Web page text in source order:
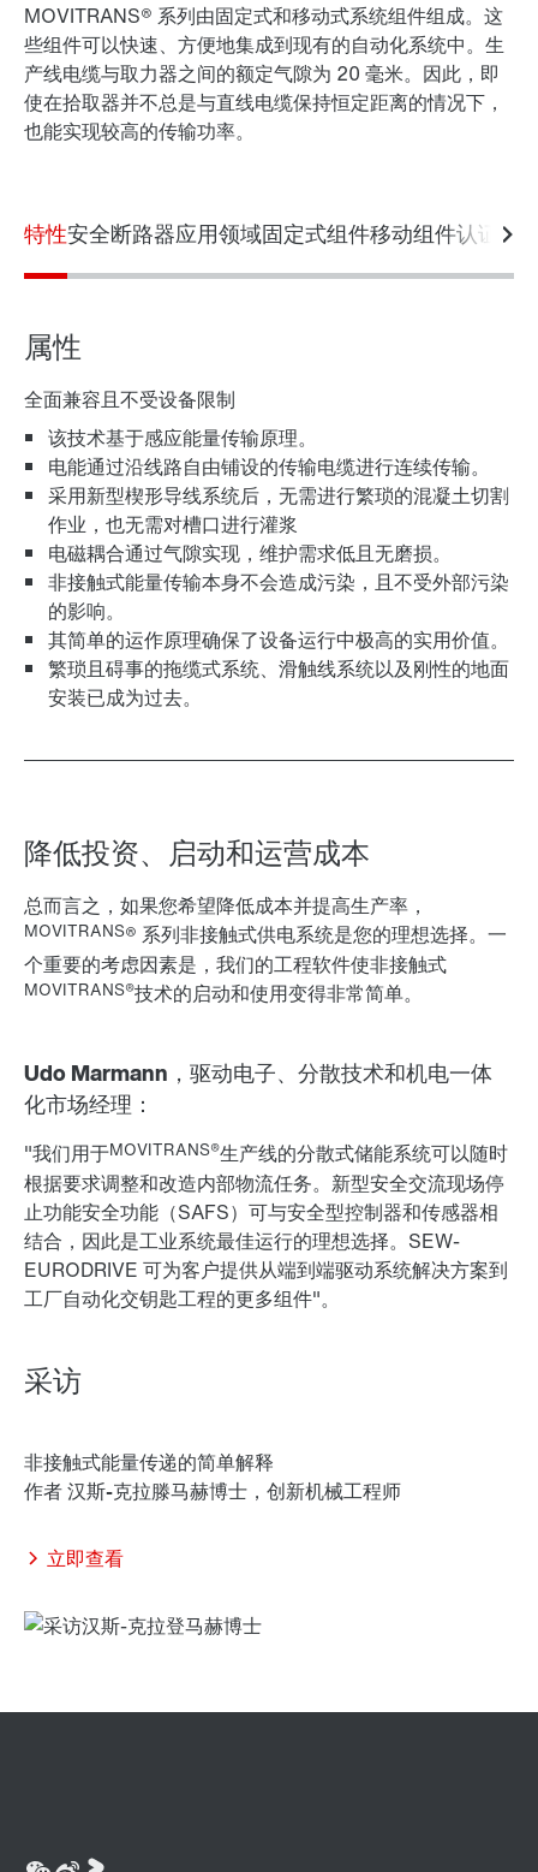
MOVITRANS® 系列由固定式和移动式系统组件组成。这
些组件可以快速、方便地集成到现有的自动化系统中。生
产线电缆与取力器之间的额定气隙为 20 毫米。因此，即
使在拾取器并不总是与直线电缆保持恒定距离的情况下，
也能实现较高的传输功率。
特性安全断路器应用领域固定式组件移动组件认证与
属性
全面兼容且不受设备限制
该技术基于感应能量传输原理。
电能通过沿线路自由铺设的传输电缆进行连续传输。
采用新型楔形导线系统后，无需进行繁琐的混凝土切割
作业，也无需对槽口进行灌浆
电磁耦合通过气隙实现，维护需求低且无磨损。
非接触式能量传输本身不会造成污染，且不受外部污染
的影响。
其简单的运作原理确保了设备运行中极高的实用价值。
繁琐且碍事的拖缆式系统、滑触线系统以及刚性的地面
安装已成为过去。
降低投资、启动和运营成本
总而言之，如果您希望降低成本并提高生产率 ，
MOVITRANS® 系列非接触式供电系统是您的理想选择。一
个重要的考虑因素是，我们的工程软件使非接触式
MOVITRANS®技术的启动和使用变得非常简单。
Udo Marmann，驱动电子、分散技术和机电一体
化市场经理：
"我们用于MOVITRANS®生产线的分散式储能系统可以随时
根据要求调整和改造内部物流任务。新型安全交流现场停
止功能安全功能（SAFS）可与安全型控制器和传感器相
结合，因此是工业系统最佳运行的理想选择。SEW-
EURODRIVE 可为客户提供从端到端驱动系统解决方案到
工厂自动化交钥匙工程的更多组件"。
采访
非接触式能量传递的简单解释
作者汉斯-克拉滕马赫博士，创新机械工程师
立即查看